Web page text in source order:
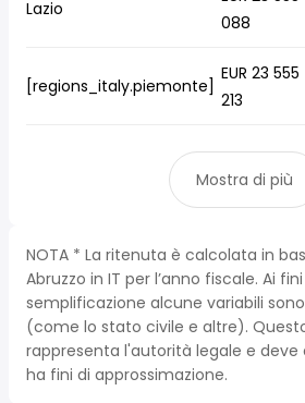
Lazio
088
[regions_italy.piemonte]
EUR 23 555
213
Mostra di più
NOTA * La ritenuta è calcolata in
Abruzzo in IT per l’anno fiscale. Ai
semplificazione alcune variabili
(come lo stato civile e altre).
rappresenta l'autorità legale e deve
ha fini di approssimazione.